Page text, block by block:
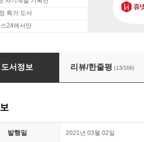
특가 도서
24에서만
심리학
도서정보 리뷰/한줄평 (13/166)
발행일 2021년 03월 02일